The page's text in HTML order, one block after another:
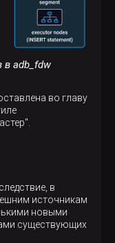
в adb_fdw
во главу
в
источникам
новыми
существующих